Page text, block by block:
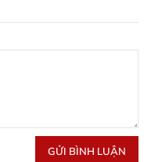
GỬI BÌNH LUẬN